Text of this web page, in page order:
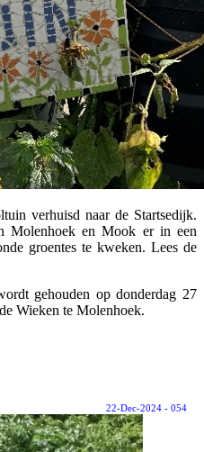
verhuisd naar de Startsedijk.
Molenhoek en Mook er in een
groentes te kweken. Lees de
gehouden op donderdag 27
Wieken te Molenhoek.
22-Dec-2024 - 054